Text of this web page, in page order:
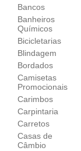
Bancos
Banheiros
Químicos
Bicicletarias
Blindagem
Bordados
Camisetas
Promocionais
Carimbos
Carpintaria
Carretos
Casas de
Câmbio